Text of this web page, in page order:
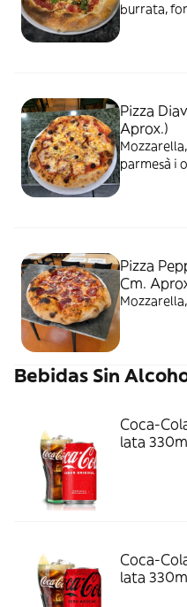
burrata,
Pizza
Aprox.)
parmesà i
Pizza
Cm.
Bebidas Sin
Coca-
lata
Coca-
lata